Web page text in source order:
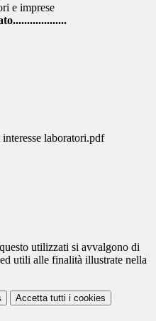
e imprese
laboratori.pdf
utilizzati si avvalgono di
utili alle finalità illustrate nella
Accetta tutti i cookies